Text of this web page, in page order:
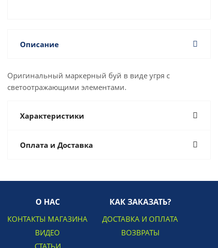
Описание
Оригинальный маркерный буй в виде угря с
светоотражающими элементами.
Характеристики
Оплата и Доставка
О НАС
КОНТАКТЫ МАГАЗИНА
ВИДЕО
СТАТЬИ
КАК ЗАКАЗАТЬ?
ДОСТАВКА И ОПЛАТА
ВОЗВРАТЫ